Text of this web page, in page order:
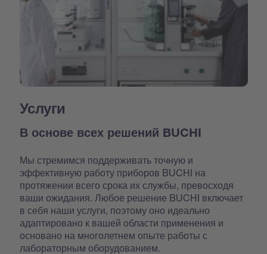
Услуги
В основе всех решений BUCHI
Мы стремимся поддерживать точную и
эффективную работу приборов BUCHI на
протяжении всего срока их службы, превосходя
ваши ожидания. Любое решение BUCHI включает
в себя наши услуги, поэтому оно идеально
адаптировано к вашей области применения и
основано на многолетнем опыте работы с
лабораторным оборудованием.